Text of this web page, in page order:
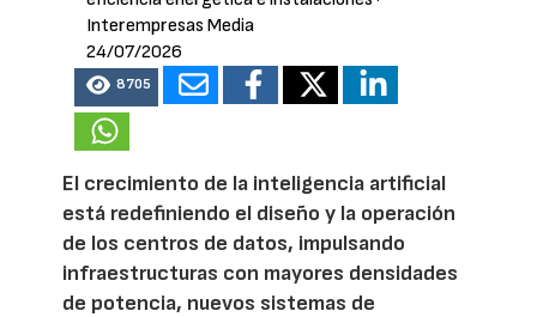
Interempresas Media
24/07/2026
8705
El crecimiento de la inteligencia artificial
está redefiniendo el diseño y la operación
de los centros de datos, impulsando
infraestructuras con mayores densidades
de potencia, nuevos sistemas de